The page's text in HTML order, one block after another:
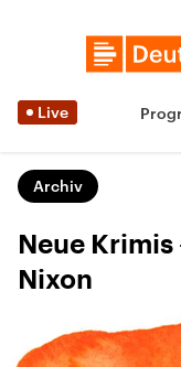
Live
Archiv
Neue Krimis
Nixon